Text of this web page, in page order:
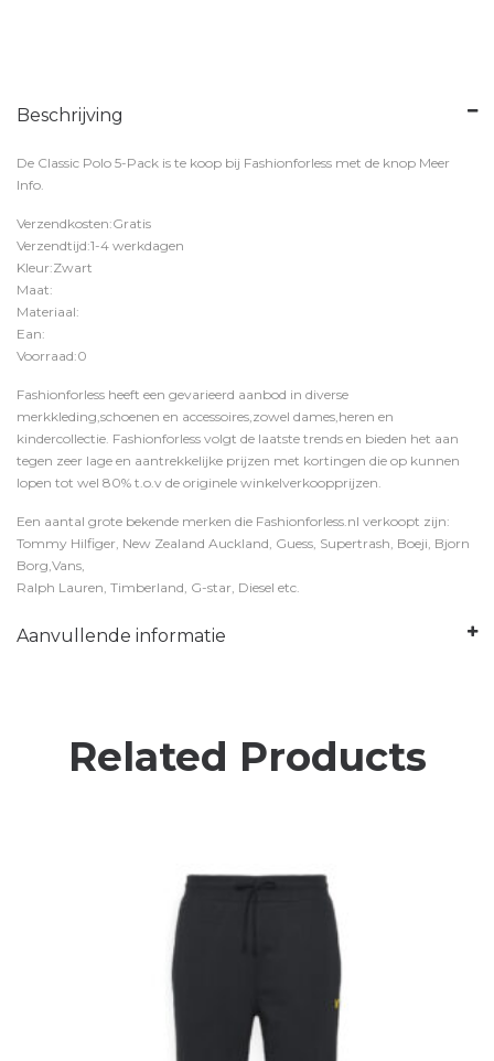
Beschrijving
De Classic Polo 5-Pack is te koop bij Fashionforless met de knop Meer
Info.
Verzendkosten:Gratis
Verzendtijd:1-4 werkdagen
Kleur:Zwart
Maat:
Materiaal:
Ean:
Voorraad:0
Fashionforless heeft een gevarieerd aanbod in diverse
merkkleding,schoenen en accessoires,zowel dames,heren en
kindercollectie. Fashionforless volgt de laatste trends en bieden het aan
tegen zeer lage en aantrekkelijke prijzen met kortingen die op kunnen
lopen tot wel 80% t.o.v de originele winkelverkoopprijzen.
Een aantal grote bekende merken die Fashionforless.nl verkoopt zijn:
Tommy Hilfiger, New Zealand Auckland, Guess, Supertrash, Boeji, Bjorn
Borg,Vans,
Ralph Lauren, Timberland, G-star, Diesel etc.
Aanvullende informatie
Related Products